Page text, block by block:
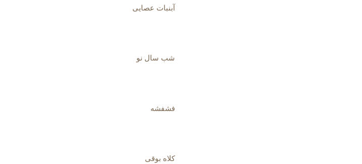
آبنبات عصایی
شب سال نو
فشفشه
کلاه بوقی